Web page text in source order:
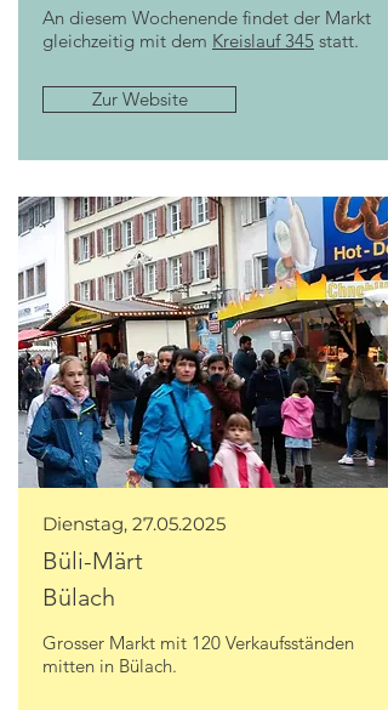
An diesem Wochenende findet der Markt
gleichzeitig mit dem Kreislauf 345 statt.
Zur Website
Dienstag, 27.05.2025
Büli-Märt
Bülach
Grosser Markt mit 120 Verkaufsständen
mitten in Bülach.